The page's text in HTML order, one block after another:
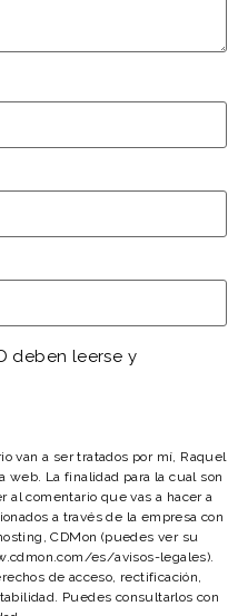
deben leerse y
van a ser tratados por mí, Raquel
web. La finalidad para la cual son
al comentario que vas a hacer a
a través de la empresa con
CDMon (puedes ver su
es/avisos-legales).
de acceso, rectificación,
Puedes consultarlos con